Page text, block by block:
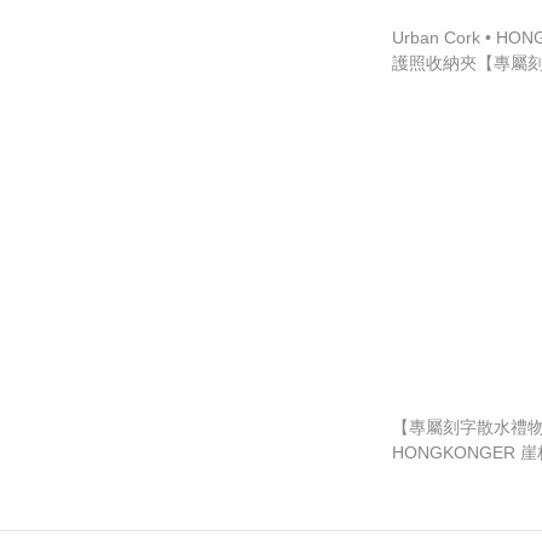
Urban Cork •
護照收納夾【專屬刻
【專屬刻字散水禮物
HONGKONGER 崖